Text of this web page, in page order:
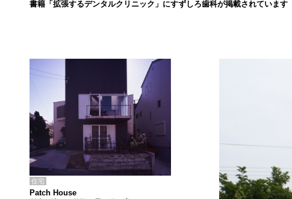
書籍「拡張するデンタルクリニック」にすずしろ歯科が掲載されています
住宅
Patch House